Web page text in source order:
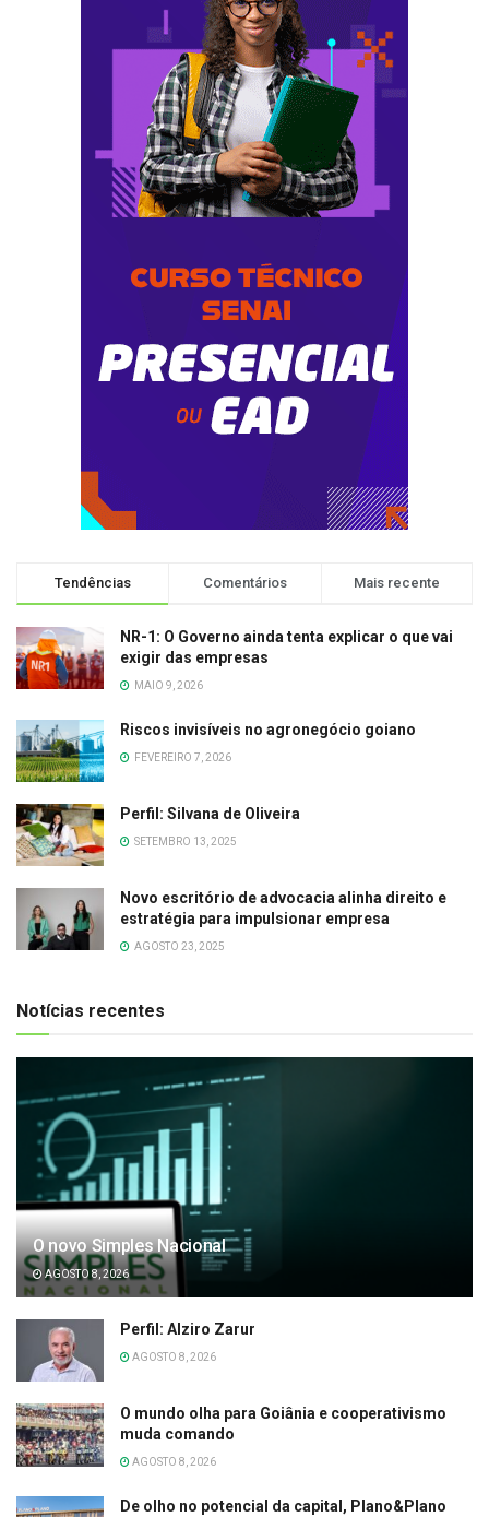
Tendências Comentários Mais recente
NR-1: O Governo ainda tenta explicar o que vai
exigir das empresas
MAIO 9, 2026
Riscos invisíveis no agronegócio goiano
FEVEREIRO 7, 2026
Perfil: Silvana de Oliveira
SETEMBRO 13, 2025
Novo escritório de advocacia alinha direito e
estratégia para impulsionar empresa
AGOSTO 23, 2025
Notícias recentes
O novo Simples Nacional
AGOSTO 8, 2026
Perfil: Alziro Zarur
AGOSTO 8, 2026
O mundo olha para Goiânia e cooperativismo
muda comando
AGOSTO 8, 2026
De olho no potencial da capital, Plano&Plano